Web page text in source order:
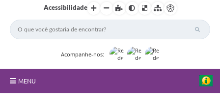
Acessibilidade
Acompanhe-nos:
MENU